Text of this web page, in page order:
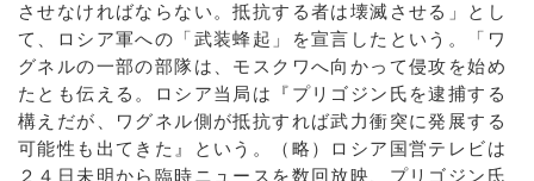
させなければならない。抵抗する者は壊滅させる」とし
て、ロシア軍への「武装蜂起」を宣言したという。「ワ
グネルの一部の部隊は、モスクワへ向かって侵攻を始め
たとも伝える。ロシア当局は『プリゴジン氏を逮捕する
構えだが、ワグネル側が抵抗すれば武力衝突に発展する
可能性も出てきた』という。（略）ロシア国営テレビは
２４日未明から臨時ニュースを数回放映、プリゴジン氏